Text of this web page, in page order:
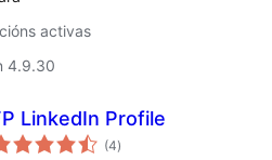
activas
4.9.30
LinkedIn Profile
(4valoracións
totais
)